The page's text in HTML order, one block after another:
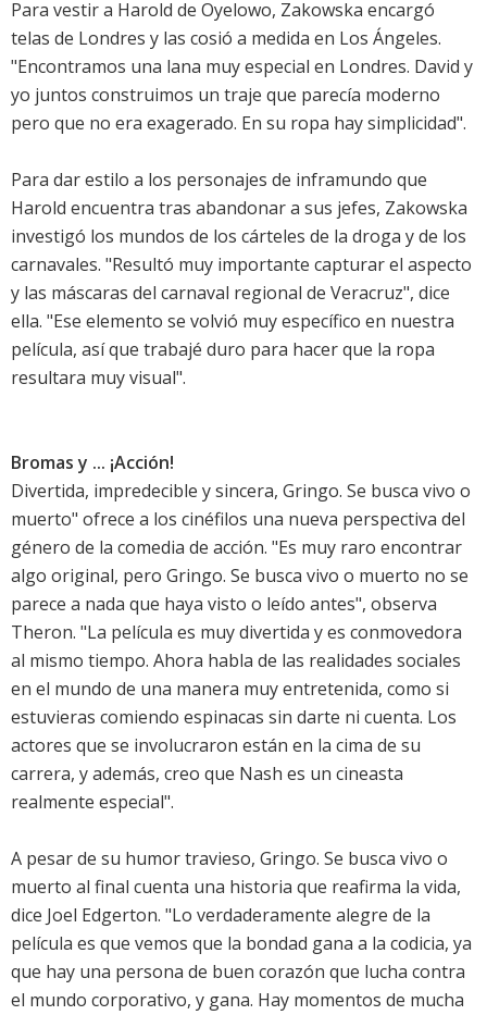
Para vestir a Harold de Oyelowo, Zakowska encargó
telas de Londres y las cosió a medida en Los Ángeles.
"Encontramos una lana muy especial en Londres. David y
yo juntos construimos un traje que parecía moderno
pero que no era exagerado. En su ropa hay simplicidad".
Para dar estilo a los personajes de inframundo que
Harold encuentra tras abandonar a sus jefes, Zakowska
investigó los mundos de los cárteles de la droga y de los
carnavales. "Resultó muy importante capturar el aspecto
y las máscaras del carnaval regional de Veracruz", dice
ella. "Ese elemento se volvió muy específico en nuestra
película, así que trabajé duro para hacer que la ropa
resultara muy visual".
Bromas y ... ¡Acción!
Divertida, impredecible y sincera, Gringo. Se busca vivo o
muerto" ofrece a los cinéfilos una nueva perspectiva del
género de la comedia de acción. "Es muy raro encontrar
algo original, pero Gringo. Se busca vivo o muerto no se
parece a nada que haya visto o leído antes", observa
Theron. "La película es muy divertida y es conmovedora
al mismo tiempo. Ahora habla de las realidades sociales
en el mundo de una manera muy entretenida, como si
estuvieras comiendo espinacas sin darte ni cuenta. Los
actores que se involucraron están en la cima de su
carrera, y además, creo que Nash es un cineasta
realmente especial".
A pesar de su humor travieso, Gringo. Se busca vivo o
muerto al final cuenta una historia que reafirma la vida,
dice Joel Edgerton. "Lo verdaderamente alegre de la
película es que vemos que la bondad gana a la codicia, ya
que hay una persona de buen corazón que lucha contra
el mundo corporativo, y gana. Hay momentos de mucha